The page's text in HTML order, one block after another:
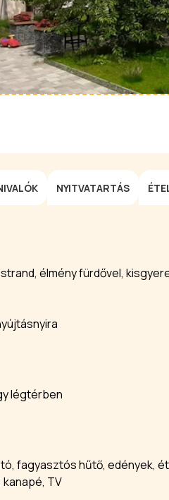
NYITVATARTÁS
élmény fürdővel,
légtérben
fagyasztós hűtő, edények,
TV